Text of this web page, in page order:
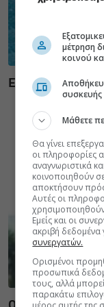
Ε.E.Σ: 8 χρήσιμες
μέτρηση
κοινού
συσκευής
Μάθετε
Θα γίνει
οι πληροφορίες
αναγνωριστικά
κοινοποιηθούν
αποκτήσουν
Αυτές οι
Εμείς και οι
ακριβή
συνεργατών.
Ορισμένοι
προσωπικά
τους, αλλά
παρακάτω